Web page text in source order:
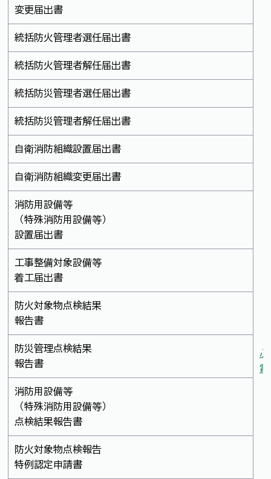
電
変更届出書
統括防火管理者選任届出書
統括防火管理者解任届出書
統括防災管理者選任届出書
統括防災管理者解任届出書
自衛消防組織設置届出書
自衛消防組織変更届出書
消防用設備等
（特殊消防用設備等）
設置届出書
工事整備対象設備等
着工届出書
防火対象物点検結果
報告書
防災管理点検結果
報告書
消防用設備等
（特殊消防用設備等）
点検結果報告書
防火対象物点検報告
特例認定申請書